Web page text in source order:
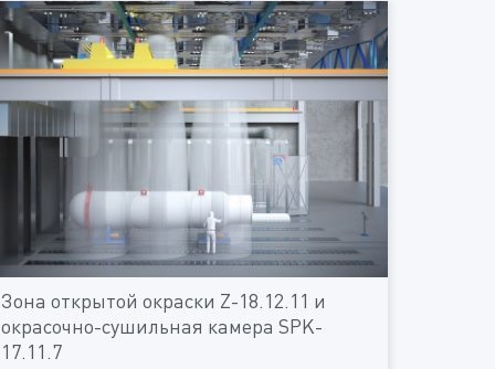
Зона открытой окраски Z-18.12.11 и
окрасочно-сушильная камера SPK-
17.11.7